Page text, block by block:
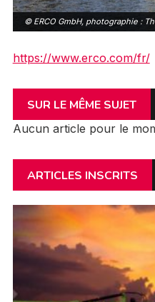
© ERCO GmbH, photographie :
https://www.erco.com/fr/
SUR LE MÊME SUJET
Aucun article pour le
ARTICLES INSCRITS